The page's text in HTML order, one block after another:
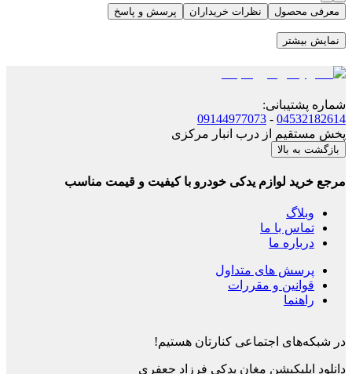
معرفی محصول نظرات خریداران پرسش و پاسخ
نمایش بیشتر
شماره پشتیبانی:
04532182614
-
09144977073
پخش مستقیم از درب انبار مرکزی
بازگشت به بالا
مرجع خرید لوازم یدکی خودرو با کیفیت و قیمت مناسب
وبلاگ
تماس با ما
درباره ما
پرسش های متداول
قوانین و مقررات
راهنما
در شبکه‌های اجتماعی کنارتان هستیم!
دانلود اپلیکیشن مغان یدکی فرزاد جعفری